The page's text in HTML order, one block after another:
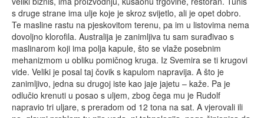
s druge strane ima ulje koje je skroz svijetlo, ali je opet dobro.
Te masline rastu na pjeskovitom terenu, pa im u listovima nema
dovoljno klorofila. Australija je zanimljiva tu sam surađivao s
maslinarom koji ima polja kapule, što se vlaže posebnim
mehanizmom u obliku pomičnog kruga. Iz Svemira se ti krugovi
vide. Veliki je posal taj čovik s kapulom napravija. A što je
zanimljivo, jedna su drugoj iste kao jaje jajetu – kaže. Pa je
odlučio krenuti u posao s uljem, zbog čega mu je Rudolf
napravio tri uljare, s preradom od 12 tona na sat. A vjerovali ili